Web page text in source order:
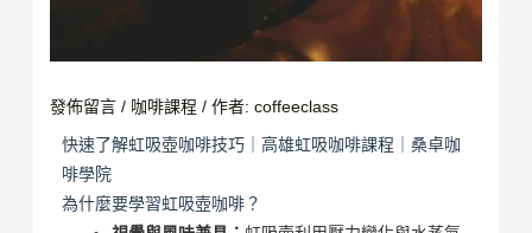
發佈留言 / 咖啡課程 / 作者: coffeeclass
快速了解虹吸壺咖啡技巧｜高雄虹吸咖啡課程｜桑卓咖
啡學院
為什麼要學習虹吸壺咖啡？